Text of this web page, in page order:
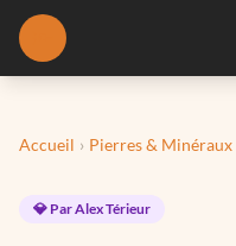
Accueil › Pierres & Minéraux
💎 Par Alex Térieur